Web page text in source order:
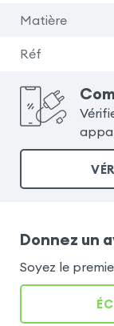
Matière
Réf
Donnez un
Soyez le